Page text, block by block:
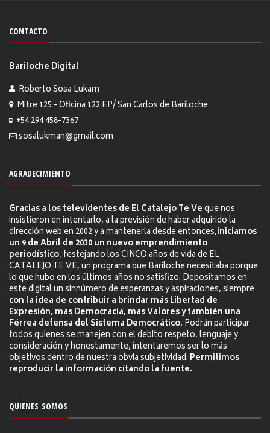
CONTACTO
Bariloche Digital
Roberto Sosa Lukam
Mitre 125 - Oficina 122 EP/ San Carlos de Bariloche
+54 294 458-7367
sosalukman@gmail.com
AGRADECIMIENTO
Gracias a los televidentes de El Catalejo Te Veque nos
insistieron en intentarlo, a la previsión de haber adquirido la
dirección web en 2002 y a mantenerla desde entonces,iniciamos
un 9 de Abril de 2010 un nuevo emprendimiento
periodístico, festejando los CINCO años de vida de EL
CATALEJO TE VE, un programa que Bariloche necesitaba porque
lo que hubo en los últimos años no satisfizo. Depositamos en
este digital un sinnúmero de esperanzas y aspiraciones, siempre
con la idea de contribuir a brindar más Libertad de
Expresión, más Democracia, más Valores y también una
Férrea defensa del Sistema Democrático. Podrán participar
todos quienes se manejen con el debito respeto, lenguaje y
consideración y honestamente, intentaremos ser lo más
objetivos dentro de nuestra obvia subjetividad. Permitimos
reproducir la información citándo la fuente.
QUIENES SOMOS